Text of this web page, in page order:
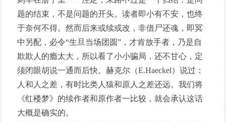
题的结束，不是问题的开头。读者即小有不安，也终
于奈何不得。然而后来或续或改，非借尸还魂，即冥
中另配，必令“生旦当场团圆”，才肯放手者，乃是自
欺欺人的瘾太大，所以看了小小骗局，还不甘心，定
须闭眼胡说一通而后快。赫克尔（E.Haeckel）说过：
人和人之差，有时比类人猿和原人之差还远。我们将
《红楼梦》的续作者和原作者一比较，就会承认这话
大概是确实的。